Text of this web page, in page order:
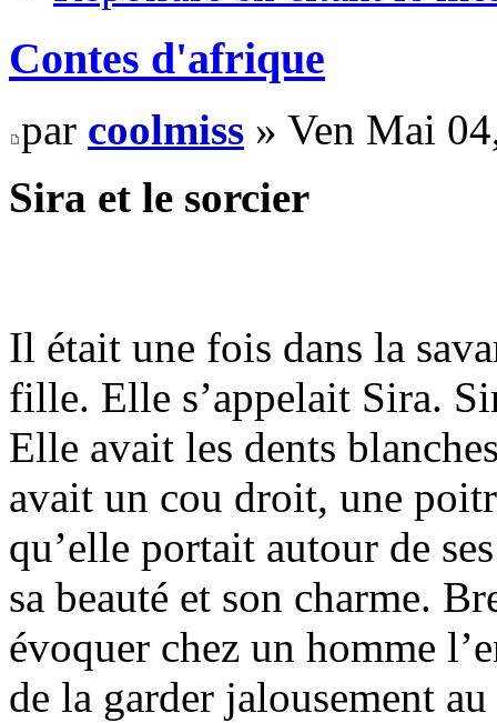
Contes d'afrique
par coolmiss » Ven Mai
Sira et le sorcier
Il était une fois dans la
fille. Elle s’appelait Sira.
Elle avait les dents
avait un cou droit, une
qu’elle portait autour de
sa beauté et son charme.
évoquer chez un homme
de la garder jalousement